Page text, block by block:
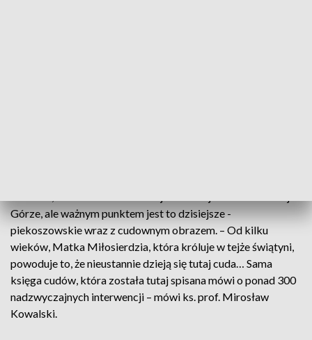
Górze, ale ważnym punktem jest to dzisiejsze -
piekoszowskie wraz z cudownym obrazem. – Od kilku
wieków, Matka Miłosierdzia, która króluje w tejże świątyni,
powoduje to, że nieustannie dzieją się tutaj cuda… Sama
księga cudów, która została tutaj spisana mówi o ponad 300
nadzwyczajnych interwencji – mówi ks. prof. Mirosław
Kowalski.